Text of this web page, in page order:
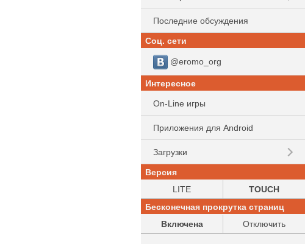
Последние обсуждения
Соц. сети
@eromo_org
Интересное
On-Line игры
Приложения для Android
Загрузки
Версия
LITE
TOUCH
Бесконечная прокрутка страниц
Включена
Отключить